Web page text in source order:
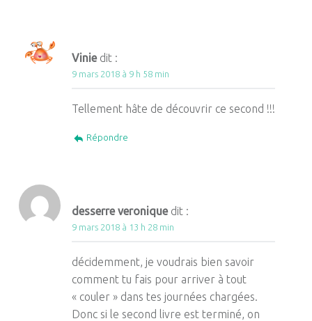
Vinie dit :
9 mars 2018 à 9 h 58 min
Tellement hâte de découvrir ce second !!!
Répondre
desserre veronique dit :
9 mars 2018 à 13 h 28 min
décidemment, je voudrais bien savoir
comment tu fais pour arriver à tout
« couler » dans tes journées chargées.
Donc si le second livre est terminé, on